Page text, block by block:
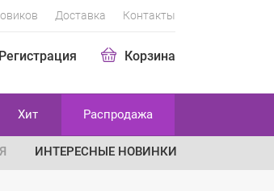
Доставка Контакты
Регистрация Корзина
Хит Распродажа
ИНТЕРЕСНЫЕ НОВИНКИ